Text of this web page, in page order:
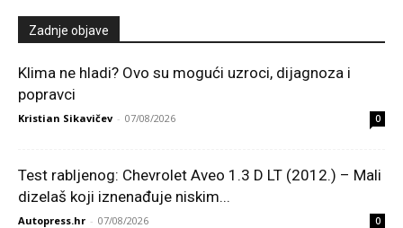
Zadnje objave
Klima ne hladi? Ovo su mogući uzroci, dijagnoza i
popravci
Kristian Sikavičev - 07/08/2026 0
Test rabljenog: Chevrolet Aveo 1.3 D LT (2012.) – Mali
dizelaš koji iznenađuje niskim...
Autopress.hr - 07/08/2026 0